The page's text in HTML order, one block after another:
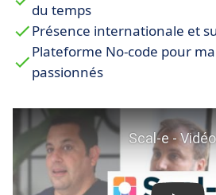
du temps
Présence internationale et
Plateforme No-code pour
passionnés